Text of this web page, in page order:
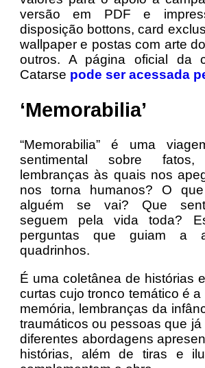
versão em PDF e
disposição bottons, card
wallpaper e postas com arte
outros. A página oficial da
Catarse pode ser acessada
‘Memorabilia’
“Memorabilia” é uma
sentimental sobre
lembranças às quais nos
nos torna humanos? O
alguém se vai? Que
seguem pela vida toda?
perguntas que guiam a
quadrinhos.
É uma coletânea de histórias
curtas cujo tronco temático é
memória, lembranças da
traumáticos ou pessoas que já
diferentes abordagens
histórias, além de tiras e